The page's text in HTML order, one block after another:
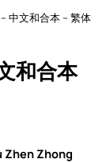
中文和合本 – 繁体
和合本
Zhen Zhong